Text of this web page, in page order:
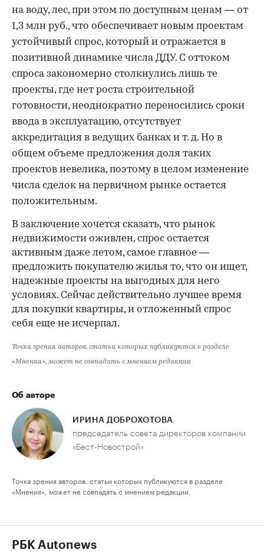
на воду, лес, при этом по доступным ценам — от
1,3 млн руб., что обеспечивает новым проектам
устойчивый спрос, который и отражается в
позитивной динамике числа ДДУ. С оттоком
спроса закономерно столкнулись лишь те
проекты, где нет роста строительной
готовности, неоднократно переносились сроки
ввода в эксплуатацию, отсутствует
аккредитация в ведущих банках и т. д. Но в
общем объеме предложения доля таких
проектов невелика, поэтому в целом изменение
числа сделок на первичном рынке остается
положительным.
В заключение хочется сказать, что рынок
недвижимости оживлен, спрос остается
активным даже летом, самое главное —
предложить покупателю жилья то, что он ищет,
надежные проекты на выгодных для него
условиях. Сейчас действительно лучшее время
для покупки квартиры, и отложенный спрос
себя еще не исчерпал.
Точка зрения авторов, статьи которых публикуются в разделе
«Мнения», может не совпадать с мнением редакции
Об авторе
ИРИНА ДОБРОХОТОВА
председатель совета директоров компании
«Бест-Новострой»
Точка зрения авторов, статьи которых публикуются в разделе
«Мнения», может не совпадать с мнением редакции.
РБК Autonews